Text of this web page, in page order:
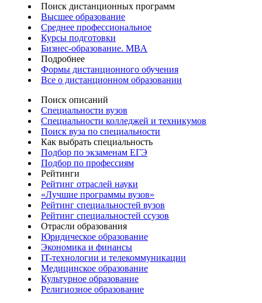
Поиск дистанционных программ
Высшее образование
Среднее профессиональное
Курсы подготовки
Бизнес-образование. MBA
Подробнее
Формы дистанционного обучения
Все о дистанционном образовании
Поиск описаний
Специальности вузов
Специальности колледжей и техникумов
Поиск вуза по специальности
Как выбрать специальность
Подбор по экзаменам ЕГЭ
Подбор по профессиям
Рейтинги
Рейтинг отраслей науки
«Лучшие программы вузов»
Рейтинг специальностей вузов
Рейтинг специальностей ссузов
Отрасли образования
Юридическое образование
Экономика и финансы
IT-технологии и телекоммуникации
Медицинское образование
Культурное образование
Религиозное образование